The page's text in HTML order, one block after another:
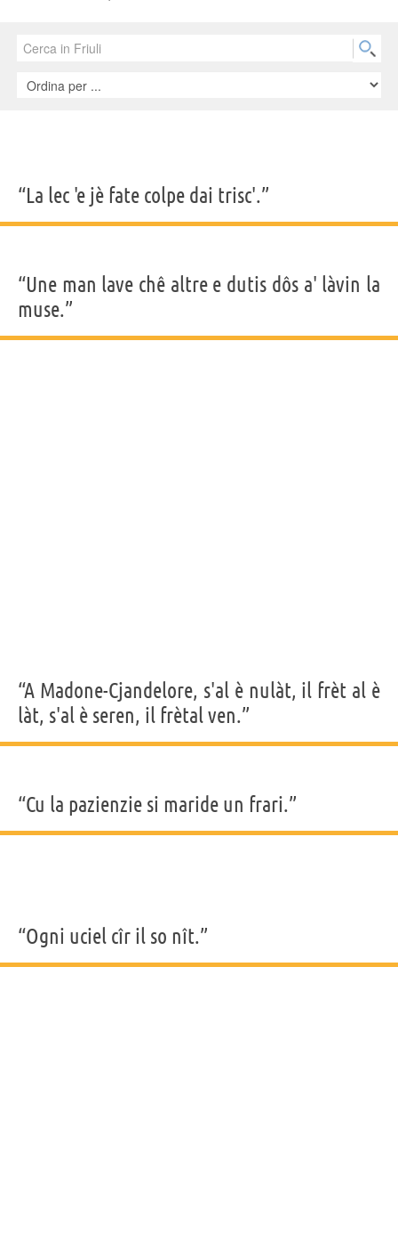
“La lec 'e jè fate colpe dai trisc'.”
“Une man lave chê altre e dutis dôs a' làvin la
muse.”
“A Madone-Cjandelore, s'al è nulàt, il frèt al è
làt, s'al è seren, il frètal ven.”
“Cu la pazienzie si maride un frari.”
“Ogni uciel cîr il so nît.”